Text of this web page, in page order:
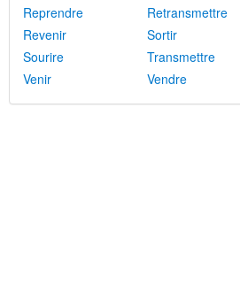
Reprendre
Retransmettre
Revenir
Sortir
Sourire
Transmettre
Venir
Vendre